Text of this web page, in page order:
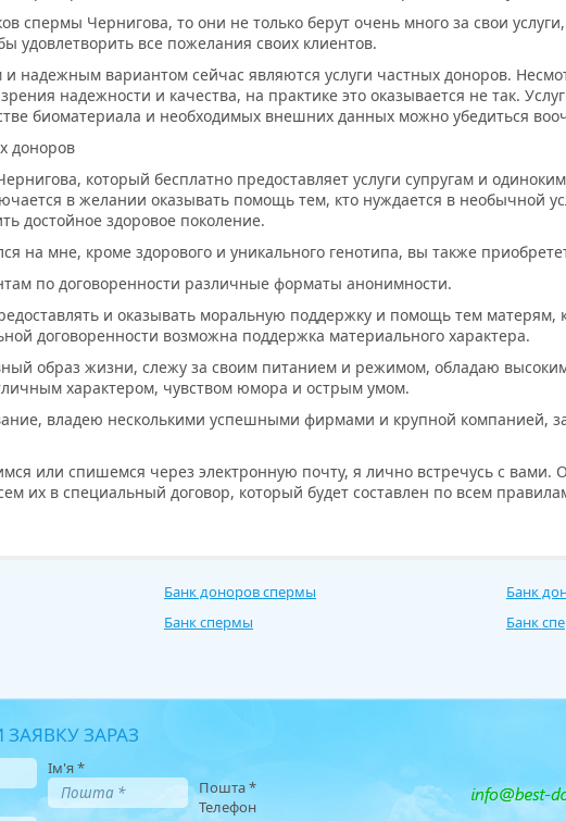
спермы Чернигова, то они не только берут очень много за свои
удовлетворить все пожелания своих клиентов.
надежным вариантом сейчас являются услуги частных доноров.
надежности и качества, на практике это оказывается не так.
биоматериала и необходимых внешних данных можно убедиться
доноров
который бесплатно предоставляет услуги супругам и
в желании оказывать помощь тем, кто нуждается в необычной
достойное здоровое поколение.
на мне, кроме здорового и уникального генотипа, вы также
по договоренности различные форматы анонимности.
и оказывать моральную поддержку и помощь тем матерям,
договоренности возможна поддержка материального характера.
образ жизни, слежу за своим питанием и режимом, обладаю
характером, чувством юмора и острым умом.
владею несколькими успешными фирмами и крупной компанией,
или спишемся через электронную почту, я лично встречусь с вами.
их в специальный договор, который будет составлен по всем
Банк доноров спермы
Банк
Банк спермы Банк
ЗАРАЗ
Ім'я*
Пошта*
Телефон